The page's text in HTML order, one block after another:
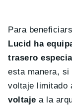
Para
Lucid ha
trasero
esta manera, si
voltaje limitado
voltaje a la